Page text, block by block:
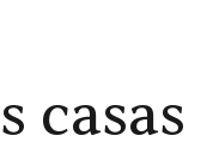
casas